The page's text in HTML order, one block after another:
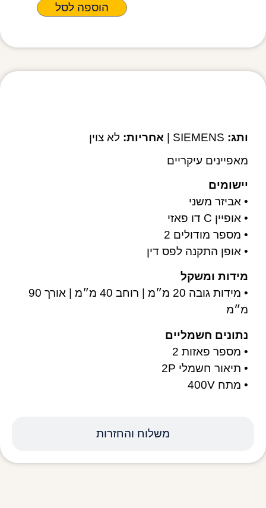
הוספה לסל
משלוח והחזרות
ותג: אחריות: לא צוין
מאפיינים עיקריים
יישומים
• אביזר משני
• אופיין C דו פאזי
• מספר מודולים 2
• אופן התקנה לפס דין
מידות ומשקל
• מידות גובה 20 מ״מ | רוחב 40 מ״מ | אורך 90
מ״מ
נתונים חשמליים
• מספר פאזות 2
• תיאור חשמלי 2P
• מתח 400V